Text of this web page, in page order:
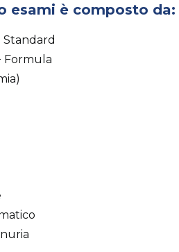
esami è composto da:
Standard
Formula